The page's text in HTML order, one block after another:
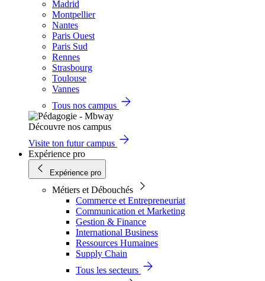
Madrid
Montpellier
Nantes
Paris Ouest
Paris Sud
Rennes
Strasbourg
Toulouse
Vannes
Tous nos campus
Découvre nos campus
Visite ton futur campus
Expérience pro
Expérience pro
Métiers et Débouchés
Commerce et Entrepreneuriat
Communication et Marketing
Gestion & Finance
International Business
Ressources Humaines
Supply Chain
Tous les secteurs